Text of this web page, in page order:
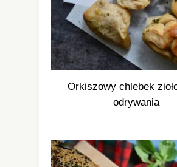
Orkiszowy chlebek
odrywania